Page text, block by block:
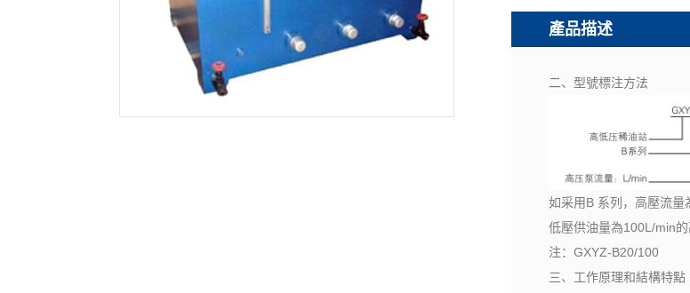
產品描述
二、型號標注方法
如采用B 系列，高壓流
低壓供油量為100L/min
注：GXYZ-B20/100
三、工作原理和結構特點